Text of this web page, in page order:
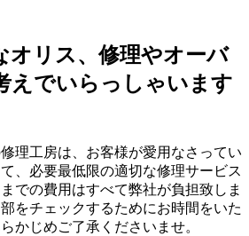
オリス、修理やオーバ
えでいらっしゃいます
理工房は、お客様が愛用なさってい
、必要最低限の適切な修理サービス
での費用はすべて弊社が負担致しま
をチェックするためにお時間をいた
かじめご了承くださいませ。